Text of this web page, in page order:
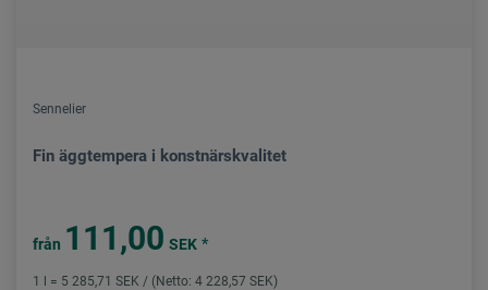
Sennelier
Fin äggtempera i konstnärskvalitet
från 111,00 SEK *
1 l = 5 285,71 SEK / (Netto: 4 228,57 SEK)